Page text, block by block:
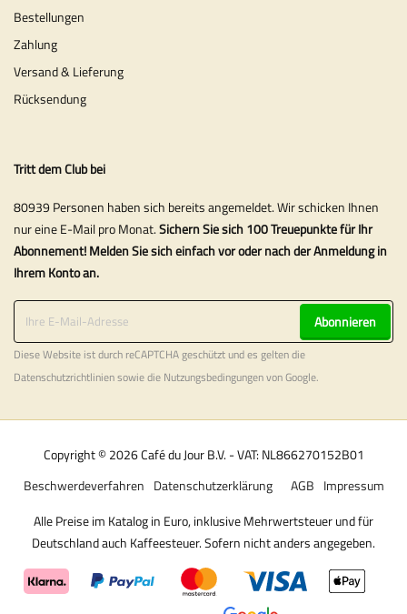
Bestellungen
Zahlung
Versand & Lieferung
Rücksendung
Tritt dem Club bei
80939 Personen haben sich bereits angemeldet. Wir schicken Ihnen
nur eine E-Mail pro Monat.Sichern Sie sich 100 Treuepunkte für Ihr
Abonnement! Melden Sie sich einfach vor oder nach der Anmeldung in
Ihrem Konto an.
Abonnieren
Diese Website ist durch reCAPTCHA geschützt und es gelten die
Datenschutzrichtliniensowie die Nutzungsbedingungenvon Google.
Copyright © 2026 Café du Jour B.V. - VAT: NL866270152B01
Impressum
AGB
Datenschutzerklärung
Beschwerdeverfahren
Alle Preise im Katalog in Euro, inklusive Mehrwertsteuer und für
Deutschland auch Kaffeesteuer. Sofern nicht anders angegeben.